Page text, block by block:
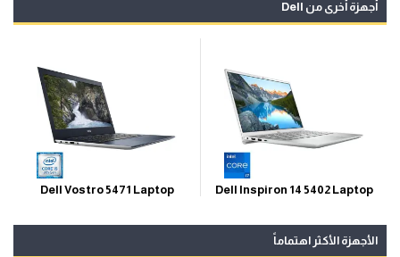
أجهزة أخرى من Dell
Dell Inspiron 14 5402 Laptop
Dell Vostro 5471 Laptop
الأجهزة الأكثر اهتماماً